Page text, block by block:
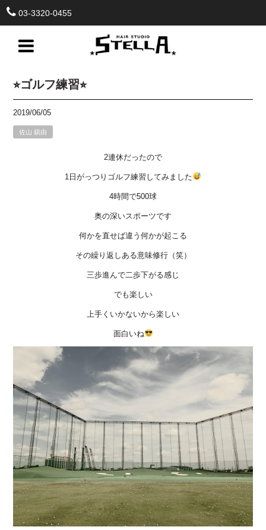
03-3320-0455
⭐︎ゴルフ練習⭐︎
2019/06/05
佐山 鎮由
2連休だったので
1日がっつりゴルフ練習してみました
4時間で500球
奥の深いスポーツです
何かを直せば違う何かが起こる
その繰り返しある意味修行（笑）
三歩進んで二歩下がる感じ
でも楽しい
上手くいかないから楽しい
面白いね